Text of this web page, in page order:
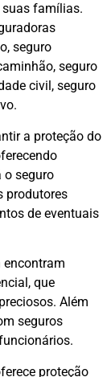
suas famílias.
seguro
seguro
civil, seguro
a proteção do
o seguro
produtores
de eventuais
encontram
que
Além
seguros
proteção